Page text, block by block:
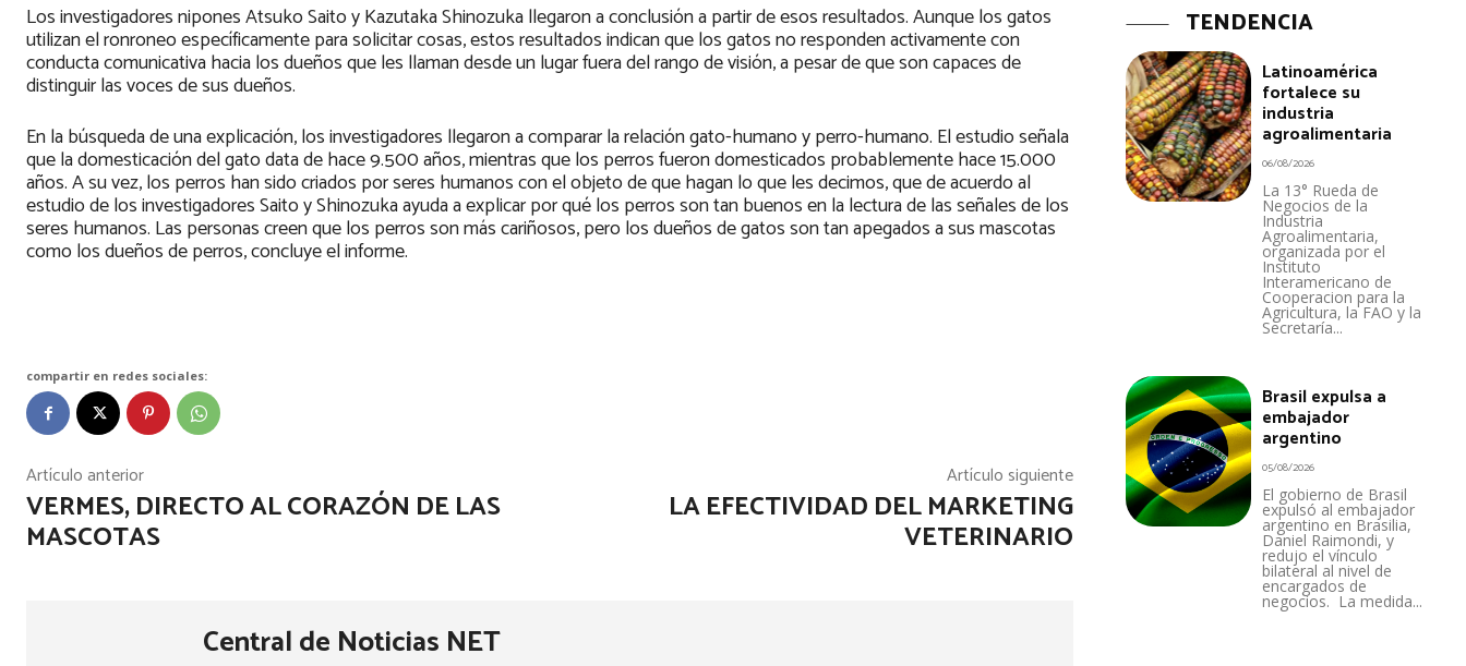
Los investigadores nipones Atsuko Saito y Kazutaka Shinozuka llegaron a conclusión a partir de esos resultados. Aunque los gatos
utilizan el ronroneo específicamente para solicitar cosas, estos resultados indican que los gatos no responden activamente con
conducta comunicativa hacia los dueños que les llaman desde un lugar fuera del rango de visión, a pesar de que son capaces de
distinguir las voces de sus dueños.
En la búsqueda de una explicación, los investigadores llegaron a comparar la relación gato-humano y perro-humano. El estudio señala
que la domesticación del gato data de hace 9.500 años, mientras que los perros fueron domesticados probablemente hace 15.000
años. A su vez, los perros han sido criados por seres humanos con el objeto de que hagan lo que les decimos, que de acuerdo al
estudio de los investigadores Saito y Shinozuka ayuda a explicar por qué los perros son tan buenos en la lectura de las señales de los
seres humanos. Las personas creen que los perros son más cariñosos, pero los dueños de gatos son tan apegados a sus mascotas
como los dueños de perros, concluye el informe.
compartir en redes sociales:
Artículo anterior
VERMES, DIRECTO AL CORAZÓN DE LAS
MASCOTAS
Artículo siguiente
LA EFECTIVIDAD DEL MARKETING
VETERINARIO
Central de Noticias NET
TENDENCIA
Latinoamérica
fortalece su
industria
agroalimentaria
06/08/2026
La 13° Rueda de
Negocios de la
Industria
Agroalimentaria,
organizada por el
Instituto
Interamericano de
Cooperacion para la
Agricultura, la FAO y la
Secretaría...
Brasil expulsa a
embajador
argentino
05/08/2026
El gobierno de Brasil
expulsó al embajador
argentino en Brasilia,
Daniel Raimondi, y
redujo el vínculo
bilateral al nivel de
encargados de
negocios. La medida...